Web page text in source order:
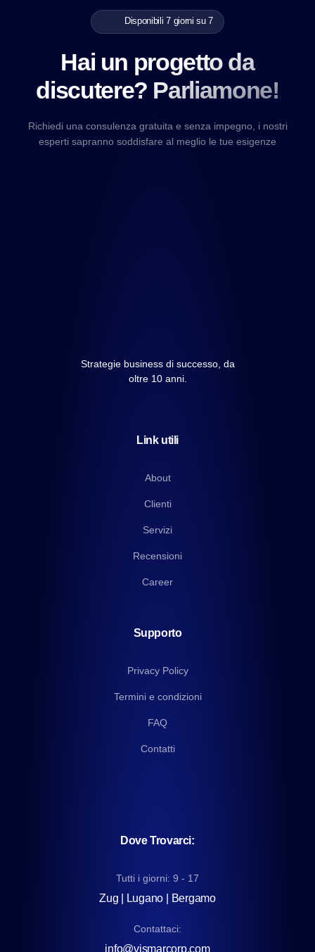
Disponibili 7 giorni su 7
Hai un progetto da
discutere? Parliamone!
Richiedi una consulenza gratuita e senza impegno, i nostri
esperti sapranno soddisfare al meglio le tue esigenze
Strategie business di successo, da
oltre 10 anni.
Link utili
About
Clienti
Servizi
Recensioni
Career
Supporto
Privacy Policy
Termini e condizioni
FAQ
Contatti
Dove Trovarci:
Tutti i giorni: 9 - 17
Zug | Lugano | Bergamo
Contattaci:
info@vismarcorp.com